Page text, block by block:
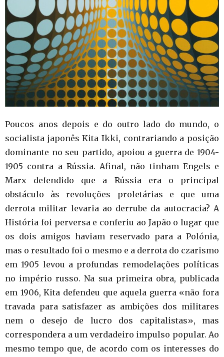
Poucos anos depois e do outro lado do mundo, o
socialista japonês Kita Ikki, contrariando a posição
dominante no seu partido, apoiou a guerra de 1904-
1905 contra a Rússia. Afinal, não tinham Engels e
Marx defendido que a Rússia era o principal
obstáculo às revoluções proletárias e que uma
derrota militar levaria ao derrube da autocracia? A
História foi perversa e conferiu ao Japão o lugar que
os dois amigos haviam reservado para a Polónia,
mas o resultado foi o mesmo e a derrota do czarismo
em 1905 levou a profundas remodelações políticas
no império russo. Na sua primeira obra, publicada
em 1906, Kita defendeu que aquela guerra «não fora
travada para satisfazer as ambições dos militares
nem o desejo de lucro dos capitalistas», mas
correspondera a um verdadeiro impulso popular. Ao
mesmo tempo que, de acordo com os interesses do